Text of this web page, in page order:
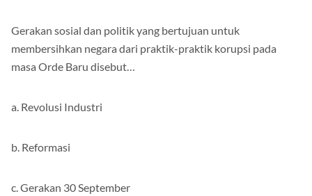
Gerakan sosial dan politik yang bertujuan untuk
membersihkan negara dari praktik-praktik korupsi pada
masa Orde Baru disebut…
a. Revolusi Industri
b. Reformasi
c. Gerakan 30 September